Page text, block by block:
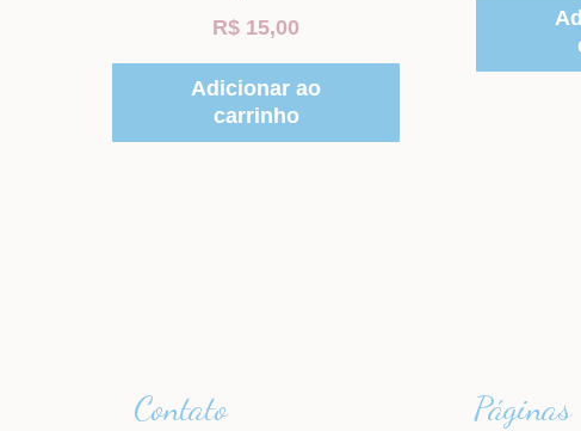
R$ 15,00
Adicionar ao
carrinho
Contato Páginas